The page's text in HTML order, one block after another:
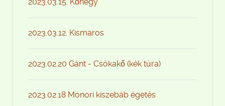
2023.03.12. Kismaros
2023.02.20 Gánt - Csókakő (kék túra)
2023.02.18 Monori kiszebáb égetés